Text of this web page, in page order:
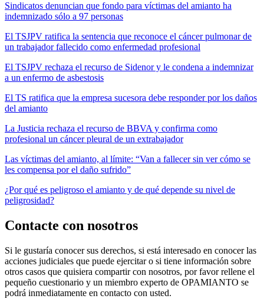
Sindicatos denuncian que fondo para víctimas del amianto ha
indemnizado sólo a 97 personas
El TSJPV ratifica la sentencia que reconoce el cáncer pulmonar de
un trabajador fallecido como enfermedad profesional
El TSJPV rechaza el recurso de Sidenor y le condena a indemnizar
a un enfermo de asbestosis
El TS ratifica que la empresa sucesora debe responder por los daños
del amianto
La Justicia rechaza el recurso de BBVA y confirma como
profesional un cáncer pleural de un extrabajador
Las víctimas del amianto, al límite: “Van a fallecer sin ver cómo se
les compensa por el daño sufrido”
¿Por qué es peligroso el amianto y de qué depende su nivel de
peligrosidad?
Contacte con nosotros
Si le gustaría conocer sus derechos, si está interesado en conocer las
acciones judiciales que puede ejercitar o si tiene información sobre
otros casos que quisiera compartir con nosotros, por favor rellene el
pequeño cuestionario y un miembro experto de OPAMIANTO se
podrá inmediatamente en contacto con usted.